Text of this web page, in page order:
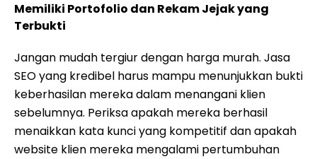
Memiliki Portofolio dan Rekam Jejak yang
Terbukti
Jangan mudah tergiur dengan harga murah. Jasa
SEO yang kredibel harus mampu menunjukkan bukti
keberhasilan mereka dalam menangani klien
sebelumnya. Periksa apakah mereka berhasil
menaikkan kata kunci yang kompetitif dan apakah
website klien mereka mengalami pertumbuhan